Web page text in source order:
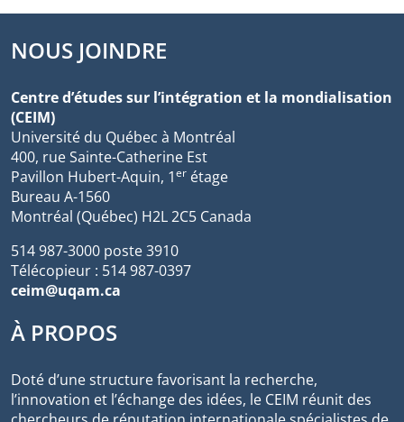
NOUS JOINDRE
Centre d’études sur l’intégration et la mondialisation
(CEIM)
Université du Québec à Montréal
400, rue Sainte-Catherine Est
Pavillon Hubert-Aquin, 1er étage
Bureau A-1560
Montréal (Québec) H2L 2C5 Canada
514 987-3000 poste 3910
Télécopieur : 514 987-0397
ceim@uqam.ca
À PROPOS
Doté d’une structure favorisant la recherche,
l’innovation et l’échange des idées, le CEIM réunit des